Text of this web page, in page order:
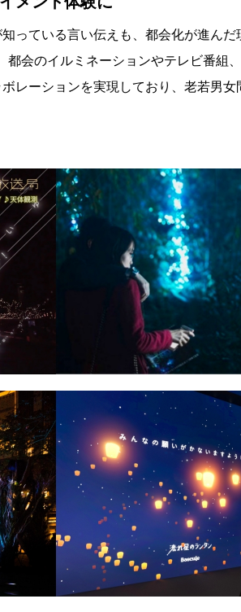
っている言い伝えも、都会化が進ん
会のイルミネーションやテレビ番組
レーションを実現しており、老若男